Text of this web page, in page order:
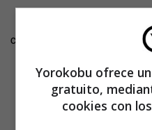
[pullquote]Luego dio el
convirtió en la herramienta
300 millones de
Yorokobu ofrece
gratuito,
cookies con